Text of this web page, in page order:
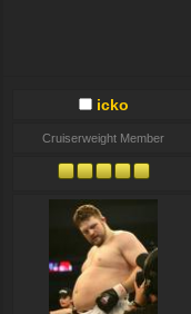
icko
Cruiserweight Member